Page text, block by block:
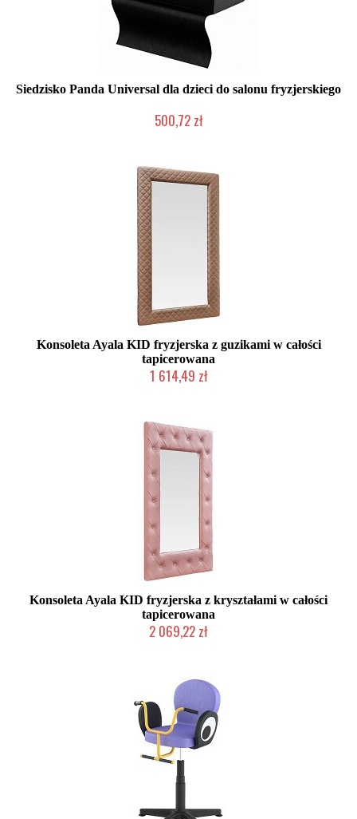
Siedzisko Panda Universal dla dzieci do salonu fryzjerskiego
500,72 zł
Konsoleta Ayala KID fryzjerska z guzikami w całości
tapicerowana
1 614,49 zł
Konsoleta Ayala KID fryzjerska z kryształami w całości
tapicerowana
2 069,22 zł